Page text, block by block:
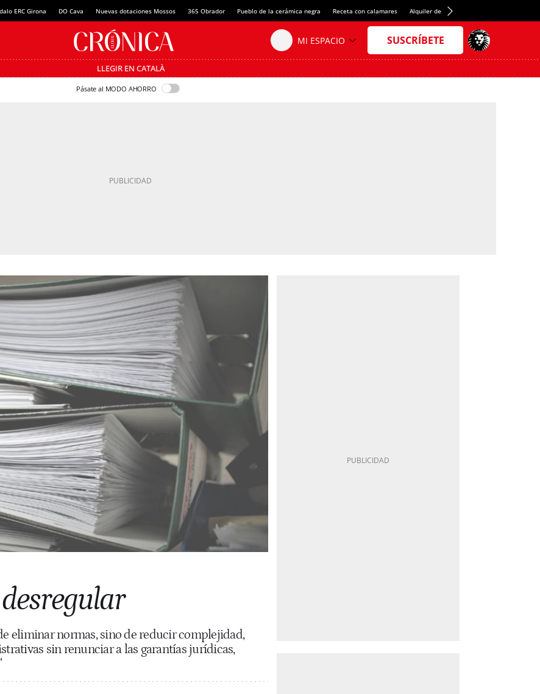
ERC Girona DO Cava Nuevas dotaciones Mossos 365 Obrador Pueblo de la cerámica negra Receta con calamares Alquiler de habitaciones en España
LLEGIR EN CATALÀ
Pásate al MODO AHORRO
eliminar normas, sino de reducir complejidad,
sin renunciar a las garantías jurídicas,